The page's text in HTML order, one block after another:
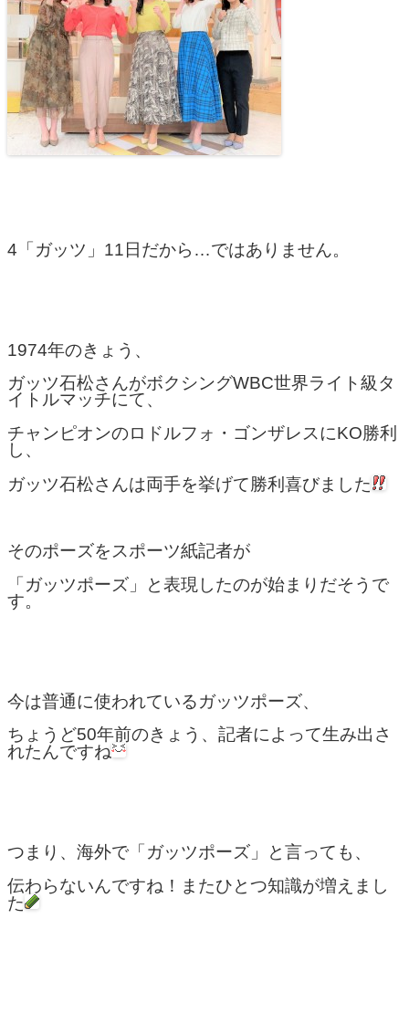
4「ガッツ」11日だから…ではありません。
1974年のきょう、
ガッツ石松さんがボクシングWBC世界ライト級タ
イトルマッチにて、
チャンピオンのロドルフォ・ゴンザレスにKO勝利
し、
ガッツ石松さんは両手を挙げて勝利喜びました
そのポーズをスポーツ紙記者が
「ガッツポーズ」と表現したのが始まりだそうで
す。
今は普通に使われているガッツポーズ、
ちょうど50年前のきょう、記者によって生み出さ
れたんですね
つまり、海外で「ガッツポーズ」と言っても、
伝わらないんですね！またひとつ知識が増えまし
た